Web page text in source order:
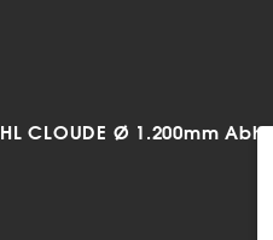
HL CLOUDE Ø 1.200mm